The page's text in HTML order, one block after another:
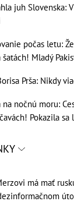
juh Slovenska:
počas letu:
Mladý
Prša: Nikdy
na nočnú moru:
Pokazila sa
má mať